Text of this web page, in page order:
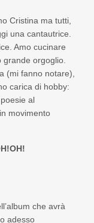
Cristina ma tutti,
una cantautrice.
Amo cucinare
orgoglio.
(mi fanno notare),
carica di hobby:
al
movimento
che avrà
adesso